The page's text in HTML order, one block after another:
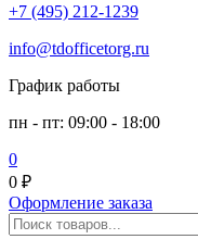
+7 (495) 212-1239
info@tdofficetorg.ru
График работы
пн - пт: 09:00 - 18:00
0
0 ₽
Оформление заказа